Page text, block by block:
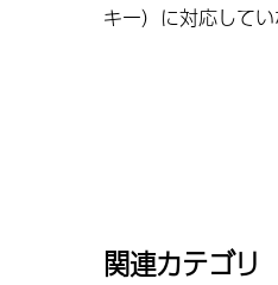
キー）に対応して
関連カテゴリ